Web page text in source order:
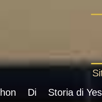
Di Storia di